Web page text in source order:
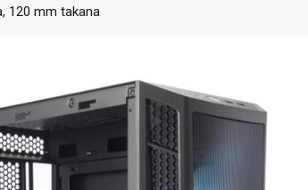
120 mm takana